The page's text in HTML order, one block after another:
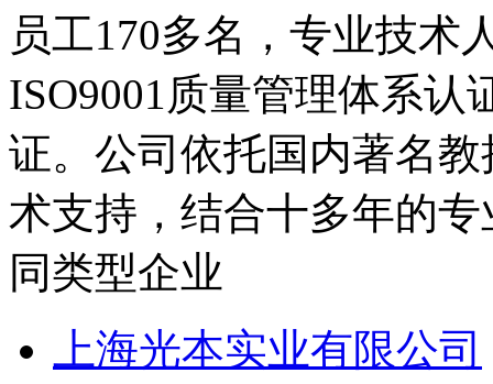
员工170多名，专业技术
ISO9001质量管理体系认
证。公司依托国内著名
术支持，结合十多年的
同类型企业
上海光本实业有限公司